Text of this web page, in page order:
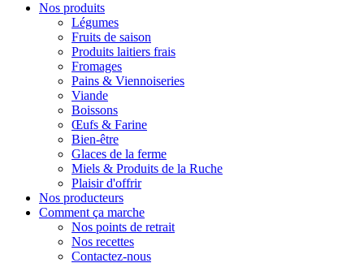
Nos produits
Légumes
Fruits de saison
Produits laitiers frais
Fromages
Pains & Viennoiseries
Viande
Boissons
Œufs & Farine
Bien-être
Glaces de la ferme
Miels & Produits de la Ruche
Plaisir d'offrir
Nos producteurs
Comment ça marche
Nos points de retrait
Nos recettes
Contactez-nous